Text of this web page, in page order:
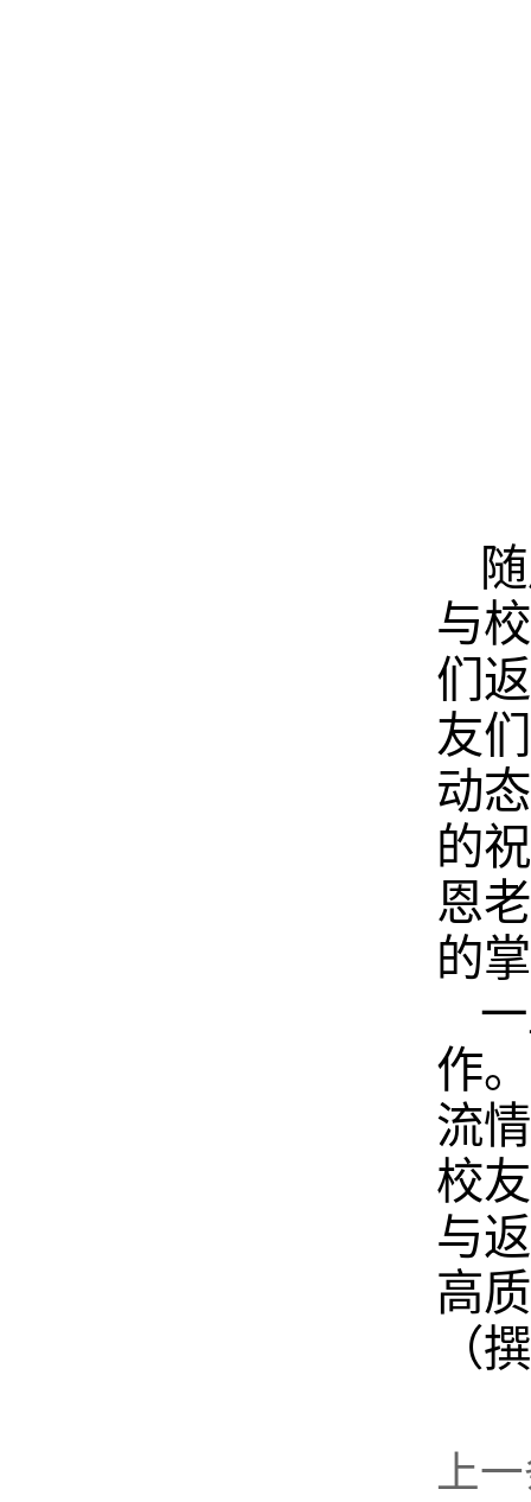
与
们
友
动
的
恩
的
作
流
校
与
高
（
上